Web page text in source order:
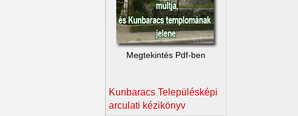
Megtekintés Pdf-ben
Kunbaracs Településképi
arculati kézikönyv